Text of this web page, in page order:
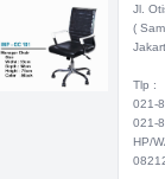
Jl.
(
Tlp :
021-
021-
HP/